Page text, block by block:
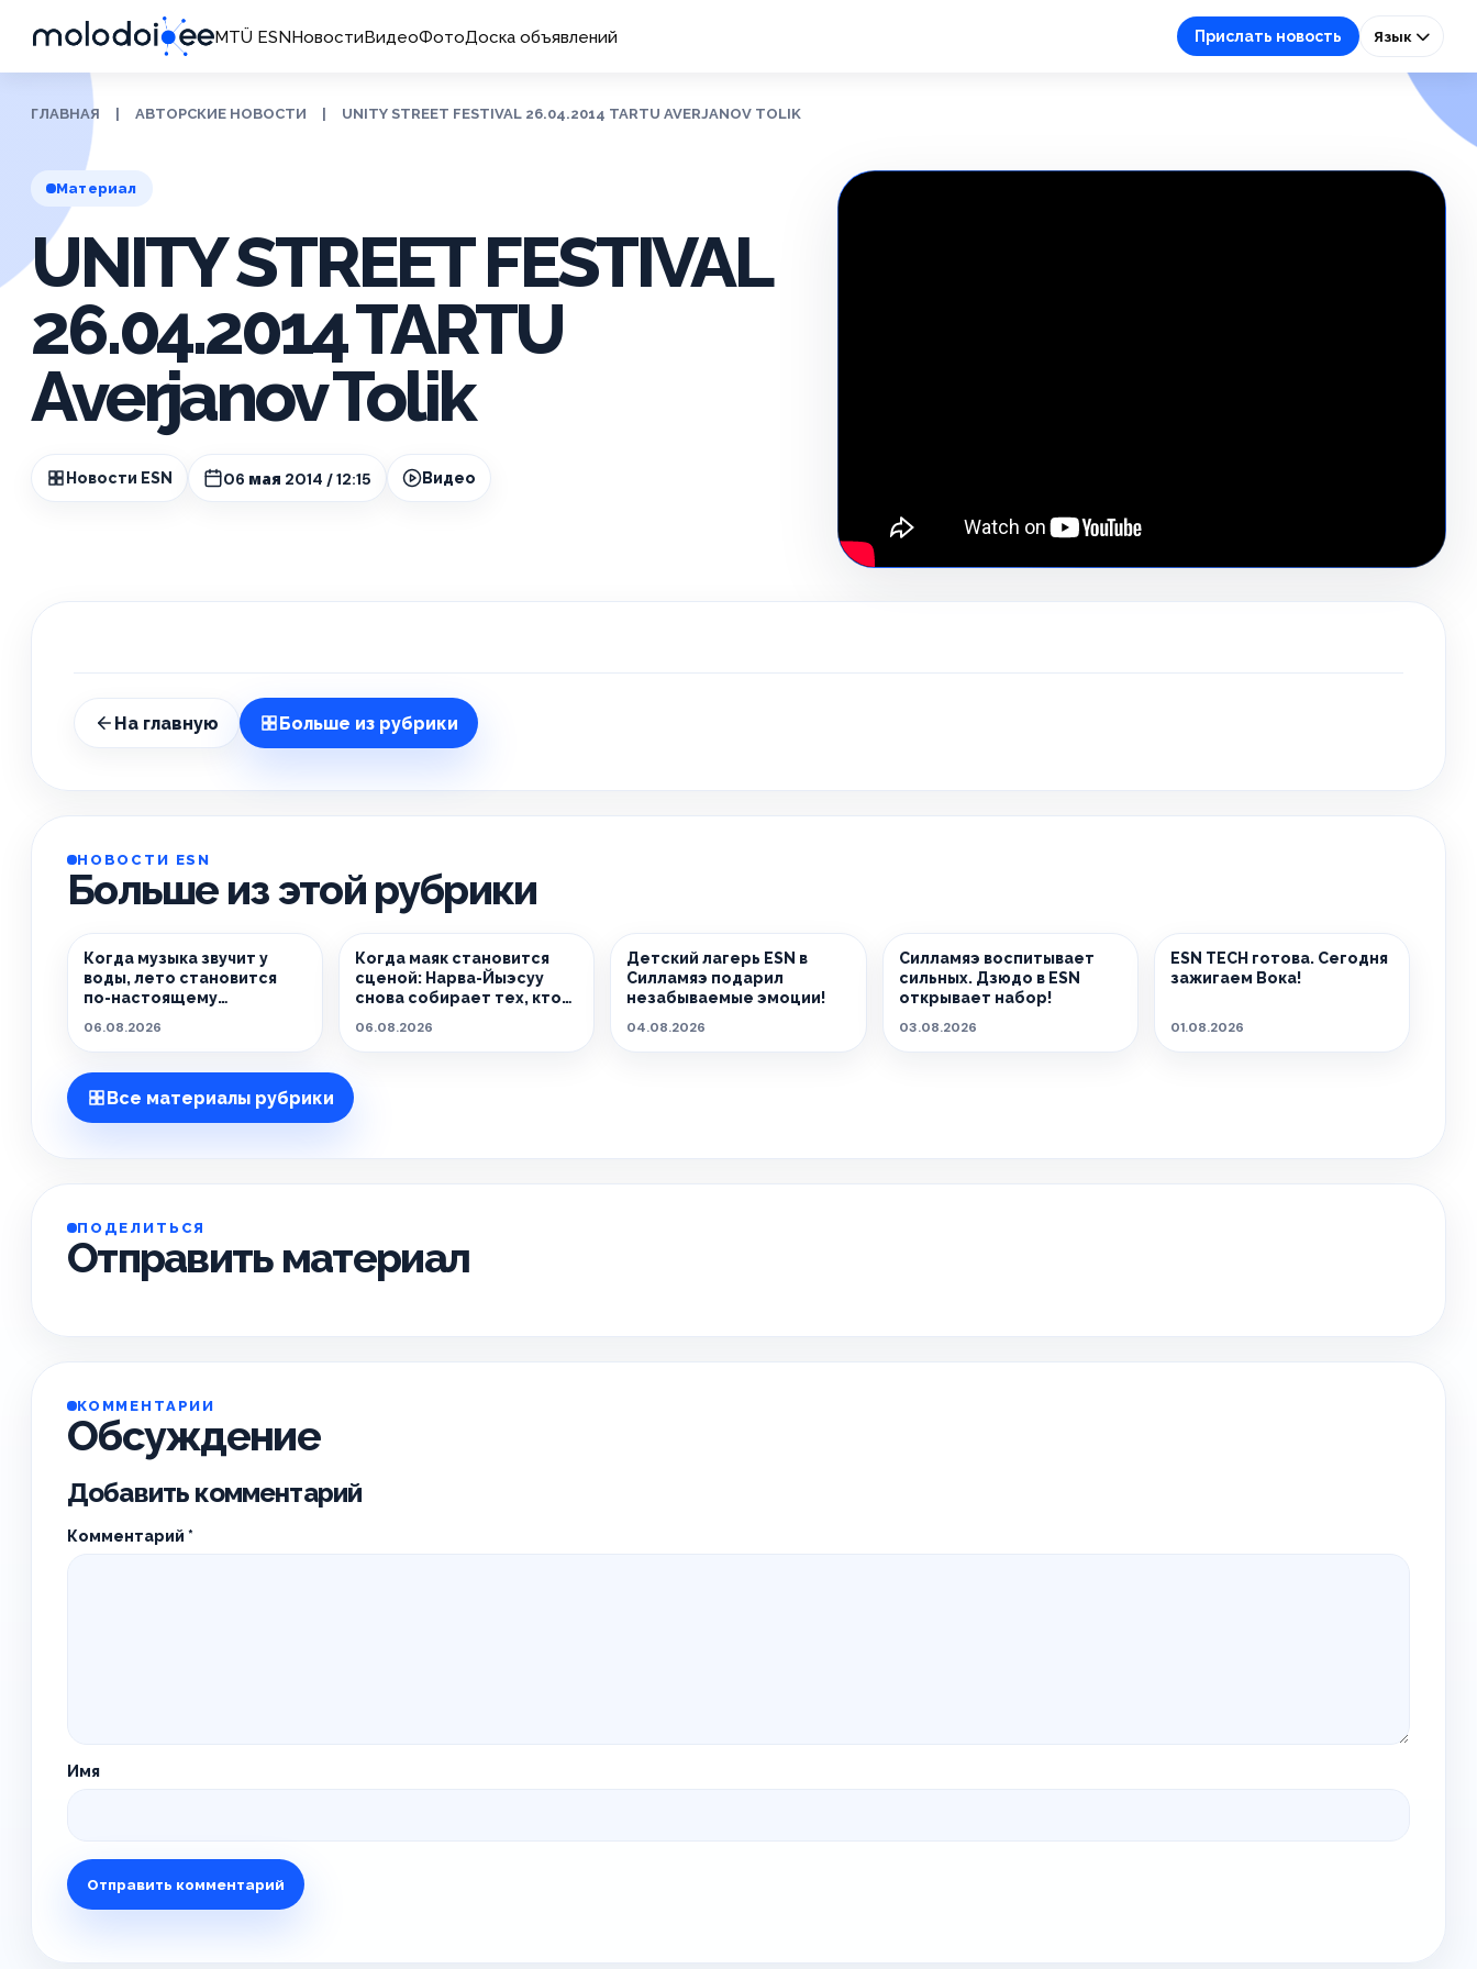
MTÜ ESNНовостиВидеоФотоДоска объявлений Прислать новость Язык
ГЛАВНАЯ АВТОРСКИЕ НОВОСТИ UNITY STREET FESTIVAL 26.04.2014 TARTU AVERJANOV TOLIK
Материал
UNITY STREET FESTIVAL
26.04.2014 TARTU
Averjanov Tolik
Новости ESN 06 мая 2014 / 12:15 Видео
На главную Больше из рубрики
НОВОСТИ ESN
Больше из этой рубрики
Когда музыка звучит у
воды, лето становится
по-настоящему
06.08.2026
Когда маяк становится
сценой: Нарва-Йыэсуу
снова собирает тех, кто
06.08.2026
Детский лагерь ESN в
Силламяэ подарил
незабываемые эмоции!
04.08.2026
Силламяэ воспитывает
сильных. Дзюдо в ESN
открывает набор!
03.08.2026
ESN TECH готова. Сегодня
зажигаем Вока!
01.08.2026
Все материалы рубрики
ПОДЕЛИТЬСЯ
Отправить материал
КОММЕНТАРИИ
Обсуждение
Добавить комментарий
Комментарий *
Имя